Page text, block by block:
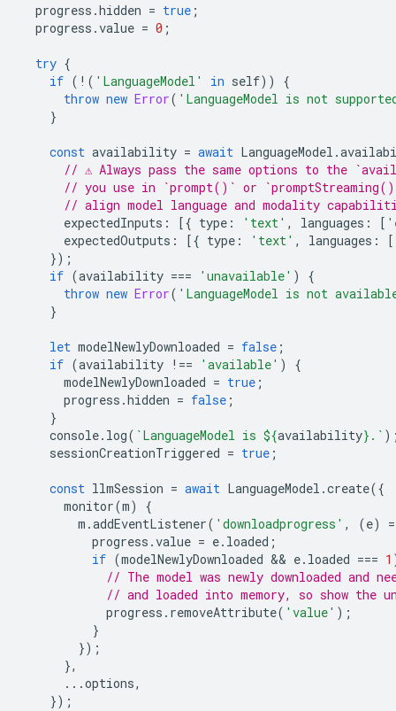
progress .hidden = true ;
progress .value = 0 ;
try {
if ( ! ( 'LanguageModel' in self))
{
throw new Error( 'LanguageModel is not
}
const availability = await LanguageModel .
// ⚠️ Always pass the same options to the
// you use in `prompt()` or
// align model language and modality
expectedInputs : [{ type : 'text' , languages : [
expectedOutputs : [{ type : 'text' , languages : [
});
if (availability === 'unavailable' )
{
throw new Error( 'LanguageModel is not
}
let modelNewlyDownloaded = false ;
if (availability !== 'available' )
{
modelNewlyDownloaded = true ;
progress .hidden = false ;
}
console. log( `LanguageModel is ${availability} .`
sessionCreationTriggered = true ;
const llmSession = await LanguageModel .create({
monitor(m)
{
m .addEventListener( 'downloadprogress' , (e) =
progress .value = e. loaded ;
if (modelNewlyDownloaded && e. loaded === 1
// The model was newly downloaded and
// and loaded into memory, so show the
progress . removeAttribute( 'value' );
}
});
},
...options,
});